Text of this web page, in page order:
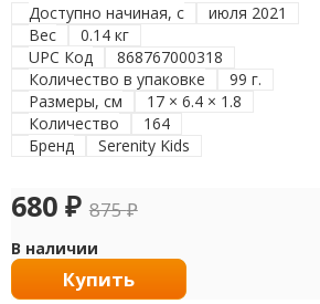
Доступно начиная, с
июля 2021
Вес
0.14 кг
UPC Код
868767000318
Количество в упаковке
99 г.
Размеры, см
17 × 6.4 × 1.8
Количество
164
Бренд
Serenity Kids
680 ₽ 875₽
В наличии
Купить